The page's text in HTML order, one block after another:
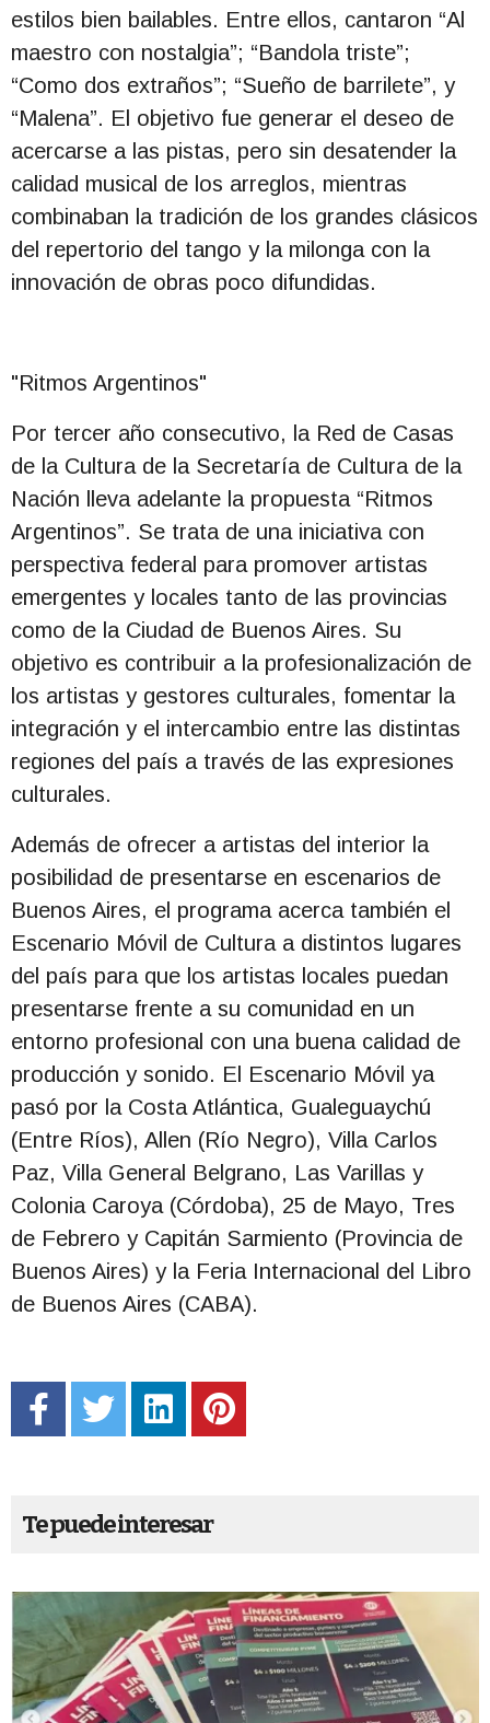
estilos bien bailables. Entre ellos, cantaron “Al
maestro con nostalgia”; “Bandola triste”;
“Como dos extraños”; “Sueño de barrilete”, y
“Malena”. El objetivo fue generar el deseo de
acercarse a las pistas, pero sin desatender la
calidad musical de los arreglos, mientras
combinaban la tradición de los grandes clásicos
del repertorio del tango y la milonga con la
innovación de obras poco difundidas.
"Ritmos Argentinos"
Por tercer año consecutivo, la Red de Casas
de la Cultura de la Secretaría de Cultura de la
Nación lleva adelante la propuesta “Ritmos
Argentinos”. Se trata de una iniciativa con
perspectiva federal para promover artistas
emergentes y locales tanto de las provincias
como de la Ciudad de Buenos Aires. Su
objetivo es contribuir a la profesionalización de
los artistas y gestores culturales, fomentar la
integración y el intercambio entre las distintas
regiones del país a través de las expresiones
culturales.
Además de ofrecer a artistas del interior la
posibilidad de presentarse en escenarios de
Buenos Aires, el programa acerca también el
Escenario Móvil de Cultura a distintos lugares
del país para que los artistas locales puedan
presentarse frente a su comunidad en un
entorno profesional con una buena calidad de
producción y sonido. El Escenario Móvil ya
pasó por la Costa Atlántica, Gualeguaychú
(Entre Ríos), Allen (Río Negro), Villa Carlos
Paz, Villa General Belgrano, Las Varillas y
Colonia Caroya (Córdoba), 25 de Mayo, Tres
de Febrero y Capitán Sarmiento (Provincia de
Buenos Aires) y la Feria Internacional del Libro
de Buenos Aires (CABA).
Te puede interesar